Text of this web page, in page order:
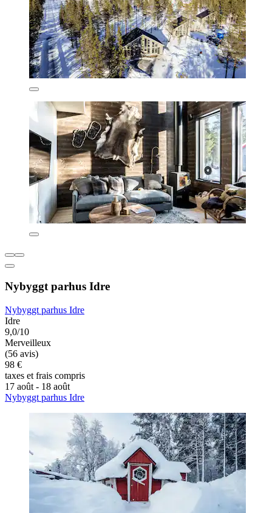
Nybyggt parhus Idre
Nybyggt parhus Idre
Idre
9,0/10
Merveilleux
(56 avis)
98 €
taxes et frais compris
17 août - 18 août
Nybyggt parhus Idre